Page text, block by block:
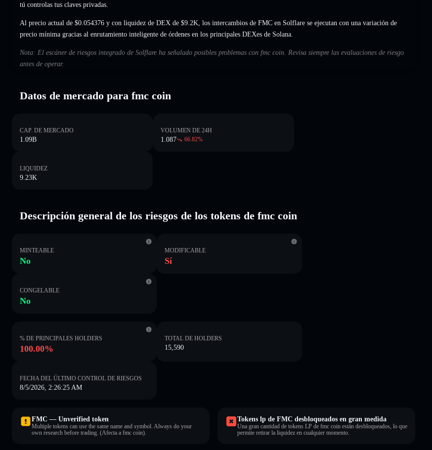
tú controlas tus claves privadas.
Al precio actual de $0.054376 y con liquidez de DEX de $9.2K, los intercambios de FMC en Solflare se ejecutan con una variación de
precio mínima gracias al enrutamiento inteligente de órdenes en los principales DEXes de Solana.
Nota: El escáner de riesgos integrado de Solflare ha señalado posibles problemas con fmc coin. Revisa siempre las evaluaciones de riesgo
antes de operar.
Datos de mercado para fmc coin
CAP. DE MERCADO
1.09B
VOLUMEN DE 24H
1.087 66.82%
LIQUIDEZ
9.23K
Descripción general de los riesgos de los tokens de fmc coin
MINTEABLE
No
MODIFICABLE
Sí
CONGELABLE
No
% DE PRINCIPALES HOLDERS
100.00%
TOTAL DE HOLDERS
15,590
FECHA DEL ÚLTIMO CONTROL DE RIESGOS
8/5/2026, 2:26:25 AM
FMC — Unverified token
Multiple tokens can use the same name and symbol. Always do your
own research before trading. (Afecta a fmc coin).
Tokens lp de FMC desbloqueados en gran medida
Una gran cantidad de tokens LP de fmc coin están desbloqueados, lo que
permite retirar la liquidez en cualquier momento.